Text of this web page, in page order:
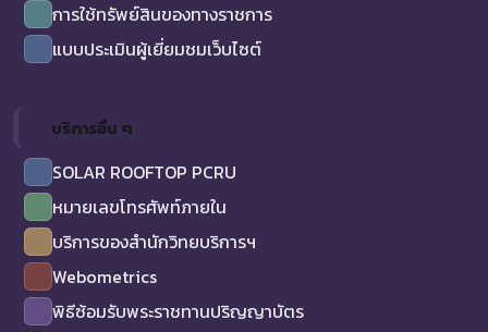
การใช้ทรัพย์สินของทางราชการ
แบบประเมินผู้เยี่ยมชมเว็บไซต์
บริการอื่น ๆ
SOLAR ROOFTOP PCRU
หมายเลขโทรศัพท์ภายใน
บริการของสำนักวิทยบริการฯ
Webometrics
พิธีซ้อมรับพระราชทานปริญญาบัตร